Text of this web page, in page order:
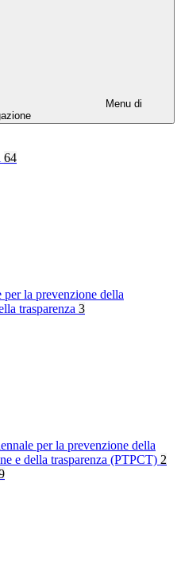
Menu di
64
per la prevenzione della
trasparenza 3
per la prevenzione della
e della trasparenza (PTPCT) 2